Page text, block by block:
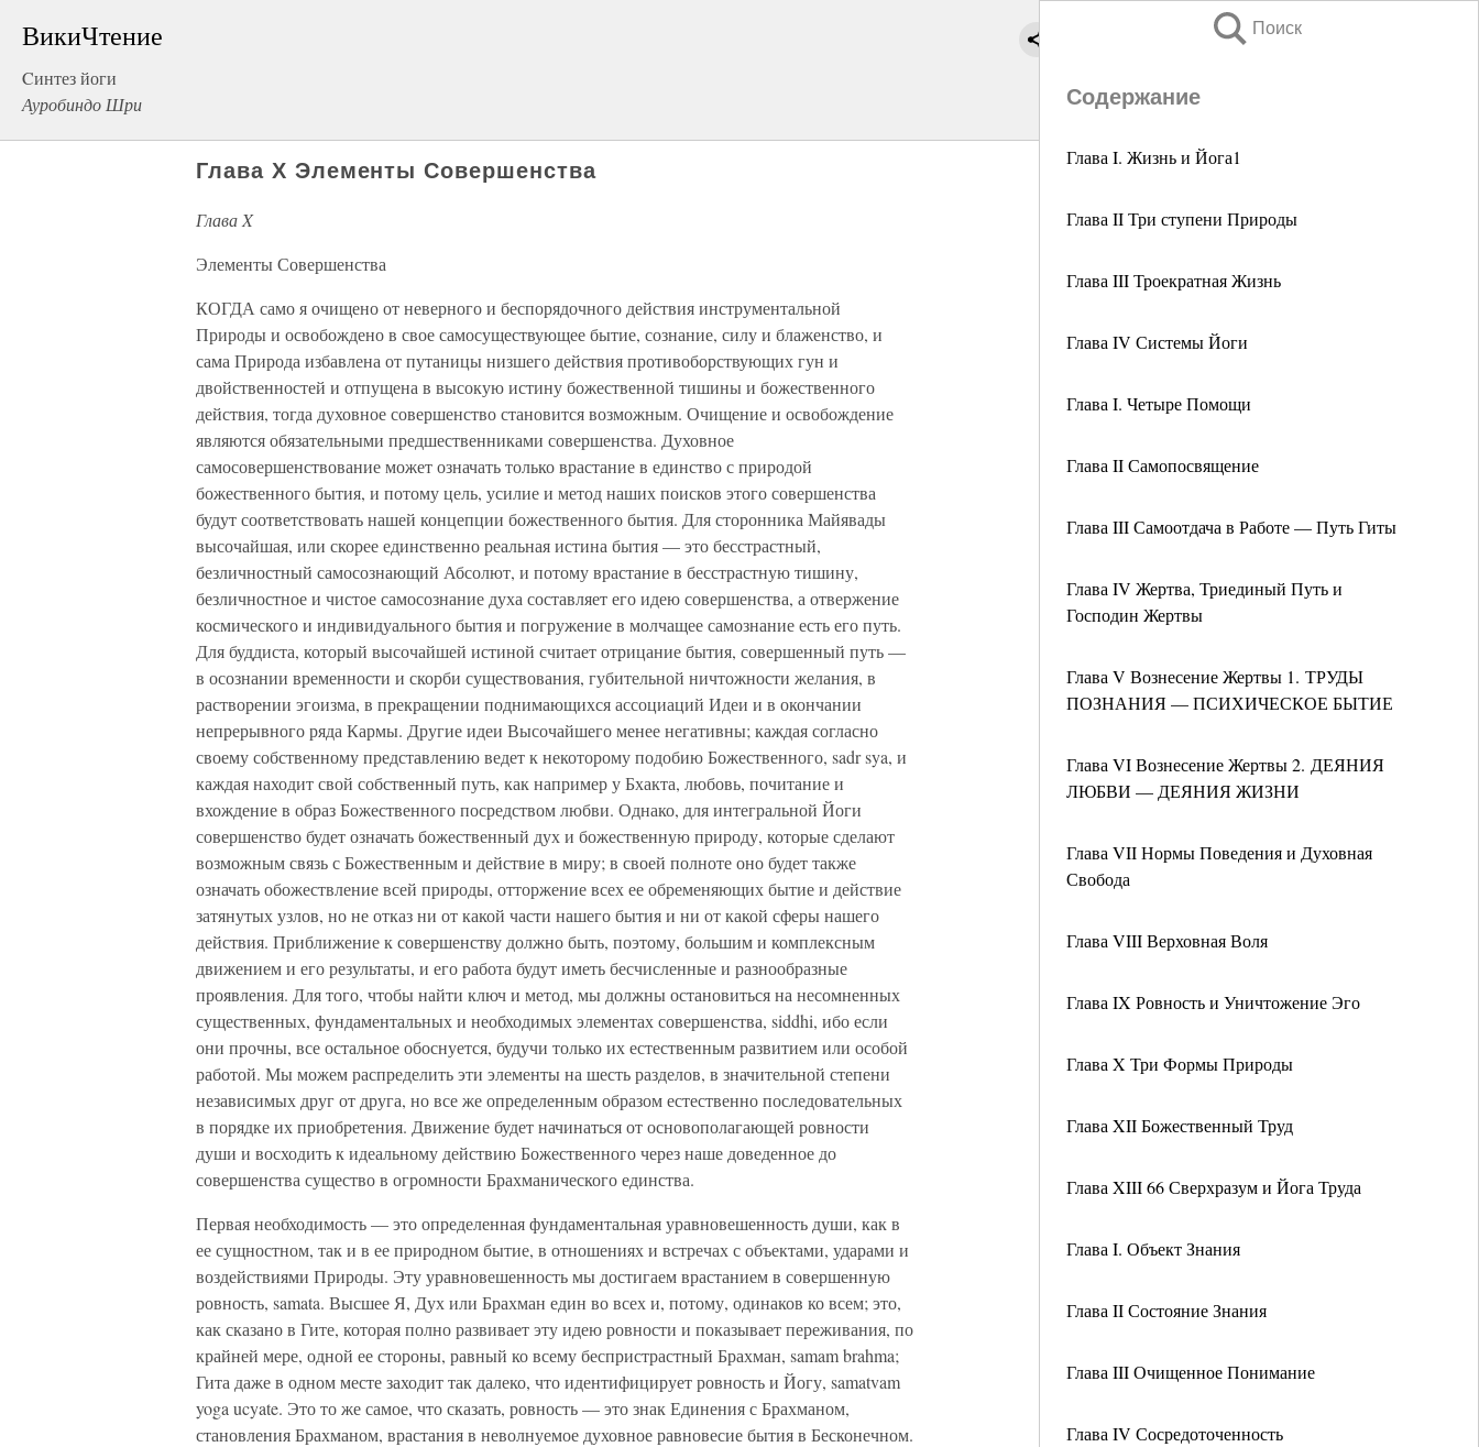
ВикиЧтение
Cинтез йоги
Ауробиндо Шри
Поиск
Содержание
Глава I. Жизнь и Йога1
Глава II Три ступени Природы
Глава III Троекратная Жизнь
Глава IV Системы Йоги
Глава I. Четыре Помощи
Глава II Самопосвящение
Глава III Самоотдача в Работе — Путь Гиты
Глава IV Жертва, Триединый Путь и
Господин Жертвы
Глава V Вознесение Жертвы 1. ТРУДЫ
ПОЗНАНИЯ — ПСИХИЧЕСКОЕ БЫТИЕ
Глава VI Вознесение Жертвы 2. ДЕЯНИЯ
ЛЮБВИ — ДЕЯНИЯ ЖИЗНИ
Глава VII Нормы Поведения и Духовная
Свобода
Глава VIII Верховная Воля
Глава IX Ровность и Уничтожение Эго
Глава X Три Формы Природы
Глава XII Божественный Труд
Глава XIII 66 Сверхразум и Йога Труда
Глава I. Объект Знания
Глава II Состояние Знания
Глава III Очищенное Понимание
Глава IV Сосредоточенность
Глава X Элементы Совершенства
Глава X
Элементы Совершенства
КОГДА само я очищено от неверного и беспорядочного действия инструментальной
Природы и освобождено в свое самосуществующее бытие, сознание, силу и блаженство, и
сама Природа избавлена от путаницы низшего действия противоборствующих гун и
двойственностей и отпущена в высокую истину божественной тишины и божественного
действия, тогда духовное совершенство становится возможным. Очищение и освобождение
являются обязательными предшественниками совершенства. Духовное
самосовершенствование может означать только врастание в единство с природой
божественного бытия, и потому цель, усилие и метод наших поисков этого совершенства
будут соответствовать нашей концепции божественного бытия. Для сторонника Майявады
высочайшая, или скорее единственно реальная истина бытия — это бесстрастный,
безличностный самосознающий Абсолют, и потому врастание в бесстрастную тишину,
безличностное и чистое самосознание духа составляет его идею совершенства, а отвержение
космического и индивидуального бытия и погружение в молчащее самознание есть его путь.
Для буддиста, который высочайшей истиной считает отрицание бытия, совершенный путь —
в осознании временности и скорби существования, губительной ничтожности желания, в
растворении эгоизма, в прекращении поднимающихся ассоциаций Идеи и в окончании
непрерывного ряда Кармы. Другие идеи Высочайшего менее негативны; каждая согласно
своему собственному представлению ведет к некоторому подобию Божественного, sadr sya, и
каждая находит свой собственный путь, как например у Бхакта, любовь, почитание и
вхождение в образ Божественного посредством любви. Однако, для интегральной Йоги
совершенство будет означать божественный дух и божественную природу, которые сделают
возможным связь с Божественным и действие в миру; в своей полноте оно будет также
означать обожествление всей природы, отторжение всех ее обременяющих бытие и действие
затянутых узлов, но не отказ ни от какой части нашего бытия и ни от какой сферы нашего
действия. Приближение к совершенству должно быть, поэтому, большим и комплексным
движением и его результаты, и его работа будут иметь бесчисленные и разнообразные
проявления. Для того, чтобы найти ключ и метод, мы должны остановиться на несомненных
существенных, фундаментальных и необходимых элементах совершенства, siddhi, ибо если
они прочны, все остальное обоснуется, будучи только их естественным развитием или особой
работой. Мы можем распределить эти элементы на шесть разделов, в значительной степени
независимых друг от друга, но все же определенным образом естественно последовательных
в порядке их приобретения. Движение будет начинаться от основополагающей ровности
души и восходить к идеальному действию Божественного через наше доведенное до
совершенства существо в огромности Брахманического единства.
Первая необходимость — это определенная фундаментальная уравновешенность души, как в
ее сущностном, так и в ее природном бытие, в отношениях и встречах с объектами, ударами и
воздействиями Природы. Эту уравновешенность мы достигаем врастанием в совершенную
ровность, samata. Высшее Я, Дух или Брахман един во всех и, потому, одинаков ко всем; это,
как сказано в Гите, которая полно развивает эту идею ровности и показывает переживания, по
крайней мере, одной ее стороны, равный ко всему беспристрастный Брахман, samam brahma;
Гита даже в одном месте заходит так далеко, что идентифицирует ровность и Йогу, samatvam
yoga ucyate. Это то же самое, что сказать, ровность — это знак Единения с Брахманом,
становления Брахманом, врастания в неволнуемое духовное равновесие бытия в Бесконечном.